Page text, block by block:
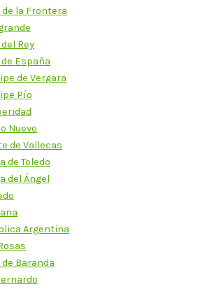
de la Frontera
Rey
España
de Vergara
Pío
Nuevo
de Vallecas
de Toledo
del Ángel
Argentina
Baranda